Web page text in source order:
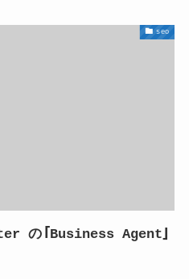
seo
の「Business Agent」